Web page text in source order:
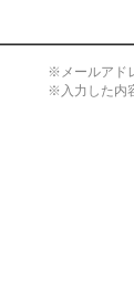
※メールアド
※入力した内